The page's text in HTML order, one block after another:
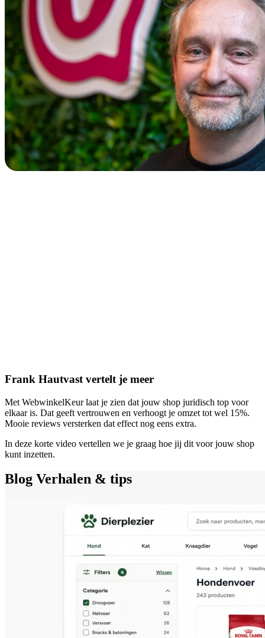
Frank Hautvast vertelt je meer
Met WebwinkelKeur laat je zien dat jouw shop juridisch top voor
elkaar is. Dat geeft vertrouwen en verhoogt je omzet tot wel 15%.
Mooie reviews versterken dat effect nog eens extra.
In deze korte video vertellen we je graag hoe jij dit voor jouw shop
kunt inzetten.
Blog Verhalen & tips